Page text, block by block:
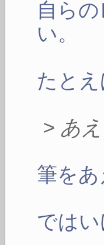
自ら
い。
たと
> あ
筆を
では